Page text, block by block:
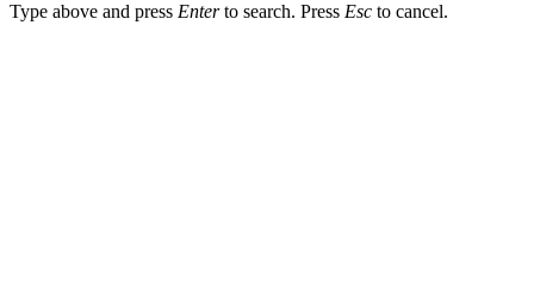
Type above and press Enterto search. Press Esc to cancel.